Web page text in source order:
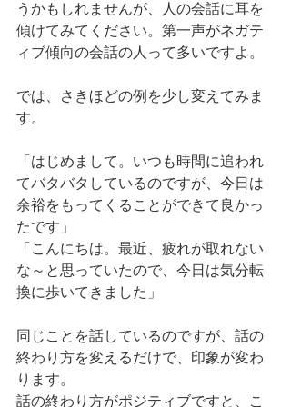
うかもしれませんが、人の会話に耳を
傾けてみてください。第一声がネガテ
ィブ傾向の会話の人って多いですよ。
では、さきほどの例を少し変えてみま
す。
「はじめまして。いつも時間に追われ
てバタバタしているのですが、今日は
余裕をもってくることができて良かっ
たです」
「こんにちは。最近、疲れが取れない
な～と思っていたので、今日は気分転
換に歩いてきました」
同じことを話しているのですが、話の
終わり方を変えるだけで、印象が変わ
ります。
話の終わり方がポジティブですと、こ